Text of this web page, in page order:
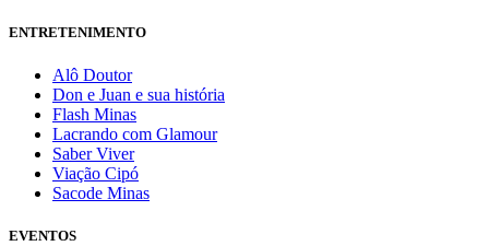
ENTRETENIMENTO
Alô Doutor
Don e Juan e sua história
Flash Minas
Lacrando com Glamour
Saber Viver
Viação Cipó
Sacode Minas
EVENTOS